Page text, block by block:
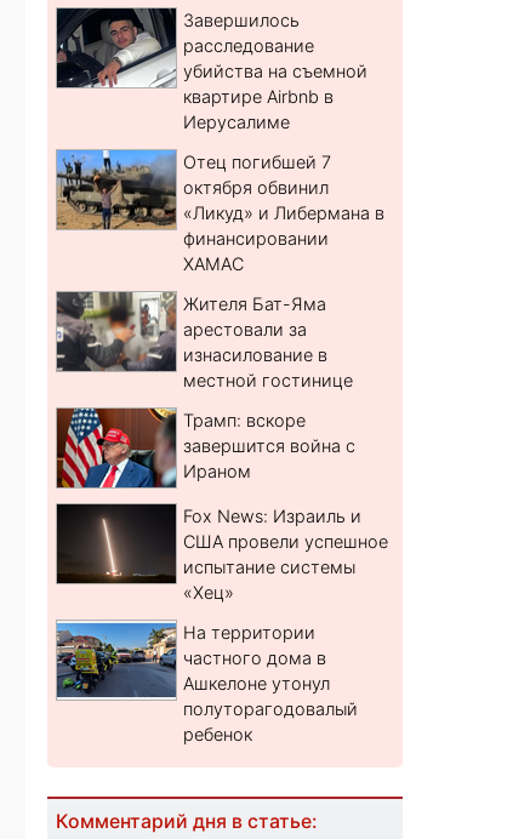
Завершилось
расследование
убийства на съемной
квартире Airbnb в
Иерусалиме
Отец погибшей 7
октября обвинил
«Ликуд» и Либермана в
финансировании
ХАМАС
Жителя Бат-Яма
арестовали за
изнасилование в
местной гостинице
Трамп: вскоре
завершится война с
Ираном
Fox News: Израиль и
США провели успешное
испытание системы
«Хец»
На территории
частного дома в
Ашкелоне утонул
полуторагодовалый
ребенок
Комментарий дня в статье: